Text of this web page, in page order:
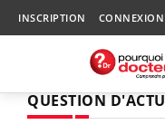
INSCRIPTION CONNEXION
QUESTION D'ACTU